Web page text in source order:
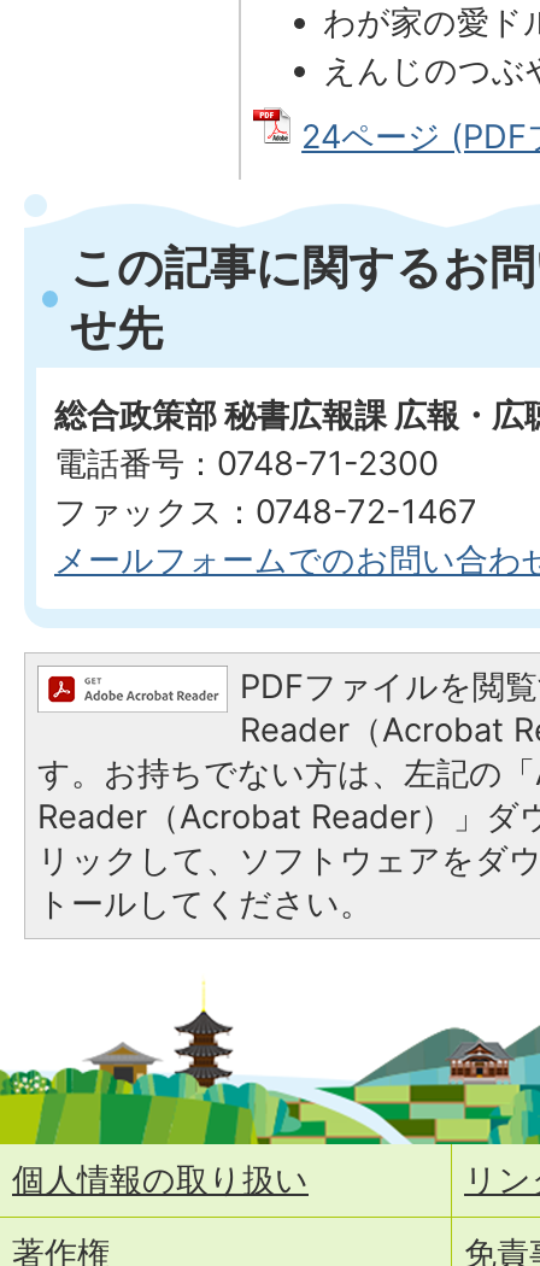
わが家の愛ド
えんじのつぶ
24ページ (PDF
この記事に関するお
せ先
総合政策部 秘書広報課 広報・広
電話番号：0748-71-2300
ファックス：0748-72-1467
メールフォームでのお問い合わ
PDFファイルを閲
Reader（Acrobat
す。お持ちでない方は、左記の
Reader（Acrobat Reader）」ダ
リックして、ソフトウェアをダ
トールしてください。
個人情報の取り扱い
リ
著作権
免責